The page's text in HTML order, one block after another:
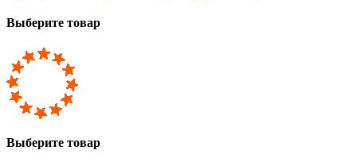
Выберите товар
Выберите товар